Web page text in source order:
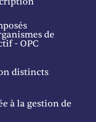
de
- OPC
distincts
à la gestion de